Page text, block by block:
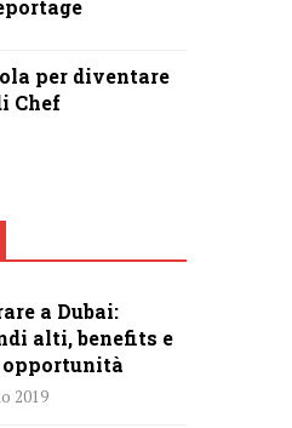
per diventare
Chef
a Dubai:
alti, benefits e
2019